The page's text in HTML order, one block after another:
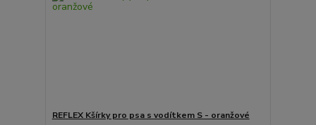
REFLEX Kšírky pro psa s vodítkem S - oranžové